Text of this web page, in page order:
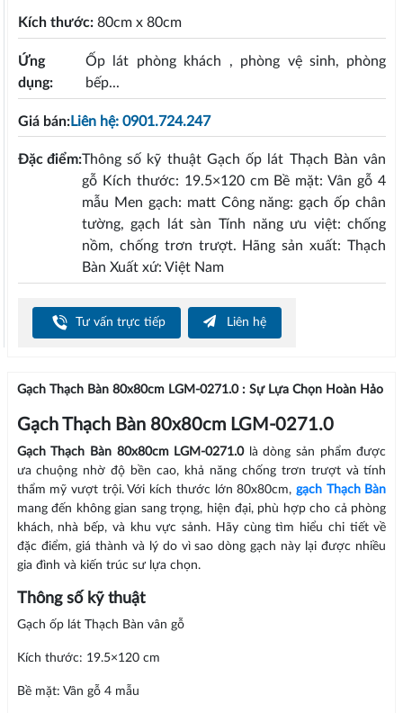
Kích thước: 80cm x 80cm
Ứng
dụng:
Ốp lát phòng khách , phòng vệ sinh, phòng
bếp...
Giá bán:Liên hệ: 0901.724.247
Đặc điểm:Thông số kỹ thuật Gạch ốp lát Thạch Bàn vân
gỗ Kích thước: 19.5×120 cm Bề mặt: Vân gỗ 4
mẫu Men gạch: matt Công năng: gạch ốp chân
tường, gạch lát sàn Tính năng ưu việt: chống
nồm, chống trơn trượt. Hãng sản xuất: Thạch
Bàn Xuất xứ: Việt Nam
Tư vấn trực tiếp Liên hệ
Gạch Thạch Bàn 80x80cm LGM-0271.0 : Sự Lựa Chọn Hoàn Hảo
Gạch Thạch Bàn 80x80cm LGM-0271.0
Gạch Thạch Bàn 80x80cm LGM-0271.0 là dòng sản phẩm được
ưa chuộng nhờ độ bền cao, khả năng chống trơn trượt và tính
thẩm mỹ vượt trội. Với kích thước lớn 80x80cm, gạch Thạch Bàn
mang đến không gian sang trọng, hiện đại, phù hợp cho cả phòng
khách, nhà bếp, và khu vực sảnh. Hãy cùng tìm hiểu chi tiết về
đặc điểm, giá thành và lý do vì sao dòng gạch này lại được nhiều
gia đình và kiến trúc sư lựa chọn.
Thông số kỹ thuật
Gạch ốp lát Thạch Bàn vân gỗ
Kích thước: 19.5×120 cm
Bề mặt: Vân gỗ 4 mẫu